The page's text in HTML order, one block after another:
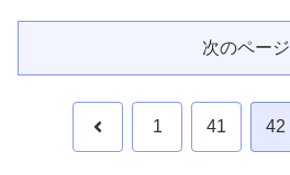
次のページ
前 1 41 42